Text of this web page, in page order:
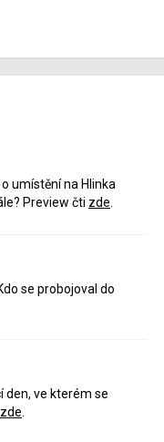
umístění na Hlinka
Preview čti zde
se probojoval do
den, ve kterém se
zde